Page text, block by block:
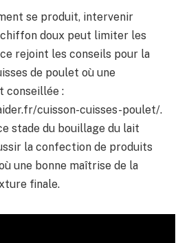
se produit, intervenir
doux peut limiter les
rejoint les conseils pour la
de poulet où une
conseillée :
cuisson-cuisses-poulet/.
stade du bouillage du lait
la confection de produits
une bonne maîtrise de la
finale.